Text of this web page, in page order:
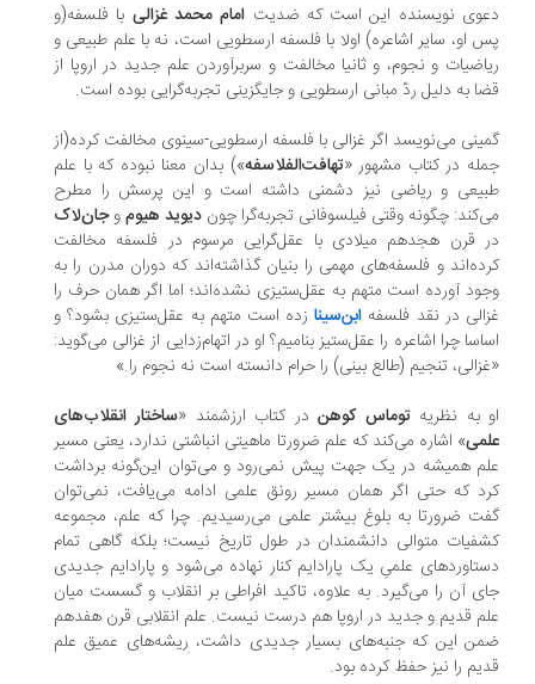
نویسنده این است که ضدیتامام محمد غزالی با فلسفه(و
او، سایر اشاعره) اولا با فلسفه ارسطویی است، نه با علم طبیعی و
و نجوم، و ثانیا مخالفت و سربرآوردن علم جدید در اروپا از
به دلیل ردّ مبانی ارسطویی و جایگزینی تجربه‌گرایی بوده است.
می‌نویسد اگر غزالی با فلسفه ارسطویی-سینوی مخالفت کرده(از
در کتاب مشهور «تهافت‌الفلاسفه») بدان معنا نبوده که با علم
و ریاضی نیز دشمنی داشته است و این پرسش را مطرح
چگونه وقتی فیلسوفانی تجربه‌گرا چوندیوید هیوموجان‌لاک
قرن هجدهم میلادی با عقل‌گرایی مرسوم در فلسفه مخالفت
و فلسفه‌های مهمی را بنیان گذاشته‌اند که دوران مدرن را به
آورده است متهم به عقل‌ستیزی نشده‌اند؛ اما اگر همان حرف را
در نقد فلسفه ابن‌سینازده است متهم به عقل‌ستیزی بشود؟ و
چرا اشاعره را عقل‌ستیز بنامیم؟ او در اتهام‌زدایی از غزالی می‌گوید:
تنجیم (طالع بینی) را حرام دانسته است نه نجوم را.»
به نظریه توماس کوهن در کتاب ارزشمند «ساختار انقلاب‌های
» اشاره می‌کند که علم ضرورتا ماهیتی انباشتی ندارد، یعنی مسیر
همیشه در یک جهت پیش نمی‌رود و می‌توان این‌گونه برداشت
که حتی اگر همان مسیر رونق علمی ادامه می‌یافت، نمی‌توان
ضرورتا به بلوغ بیشتر علمی می‌رسیدیم. چرا که علم، مجموعه
متوالی دانشمندان در طول تاریخ نیست؛ بلکه گاهی تمام
علمیِ یک پارادایم کنار نهاده می‌شود و پارادایم جدیدی
آن را می‌گیرد. به علاوه، تاکید افراطی بر انقلاب و گسست میان
قدیم و جدید در اروپا هم درست نیست. علم انقلابی قرن هفدهم
این که جنبه‌های بسیار جدیدی داشت، ریشه‌های عمیق علم
را نیز حفظ کرده بود.